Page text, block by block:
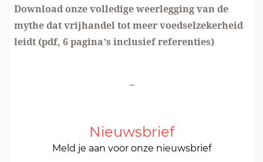
Download onze volledige weerlegging van de
mythe dat vrijhandel tot meer voedselzekerheid
leidt (pdf, 6 pagina’s inclusief referenties)
-
Nieuwsbrief
Meld je aan voor onze nieuwsbrief